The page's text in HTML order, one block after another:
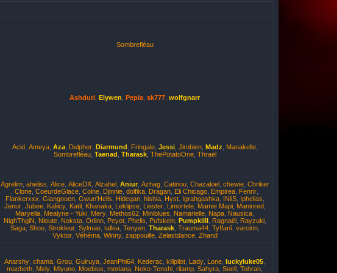
Sombrefléau
Ashdurl Elywen Pepia sk777 wolfgnarr
Acid, Ameya, Aza, Delpher, Diarmund Fringale, Jessi, Jirobien, Madz Manakelle,
Sombrefléau, Taenad Tharask, ThePotatoOne, Thraël
Agrelim, aheliss Alice, AliceDX, Alzahel, Aniur, Azhag, Catinou, Chazakiel, chewie, Chriker
Clone CoeurdeGlace Colne Djinnie dolfika Dragan Eli Chicago Empirea Fenrir
Flankerxxx Giangnoen, Gwun'Hells Hidegan, hishia, Hyst, Igrahgashka, INiiS, Iphelias
Jenur, Jubee, Kaliicy, Katil, Khanaka, Leklipse, Liester, Limortele, Mamie Mapi, Maninred,
Maryella Mealyne - Yuki Mery Methos62 Miniblues Namarielle Napa Nausica
NighThgiN
Nioute, Noksta, Orlinn, Peyot, Phelis Pufskein, Pumpkilll, Ragnaël, Rayzuki,
Saga, Shoo, Strokleur, Sylmae, tallea, Tenyen, Tharask, Trauma44, Tyffanî, varcinn,
Vyktor, Véhéma, Winny, zappouille, Zelastdance, Zhand
Anarshy chama Grou Guiruya JeanPhi64 Kederac killpilot Lady Lone luckyluke05
macbeth Mely Miyuno Moebius moriana Neko-Tenshi rilamp Sahyra Soell Tohran